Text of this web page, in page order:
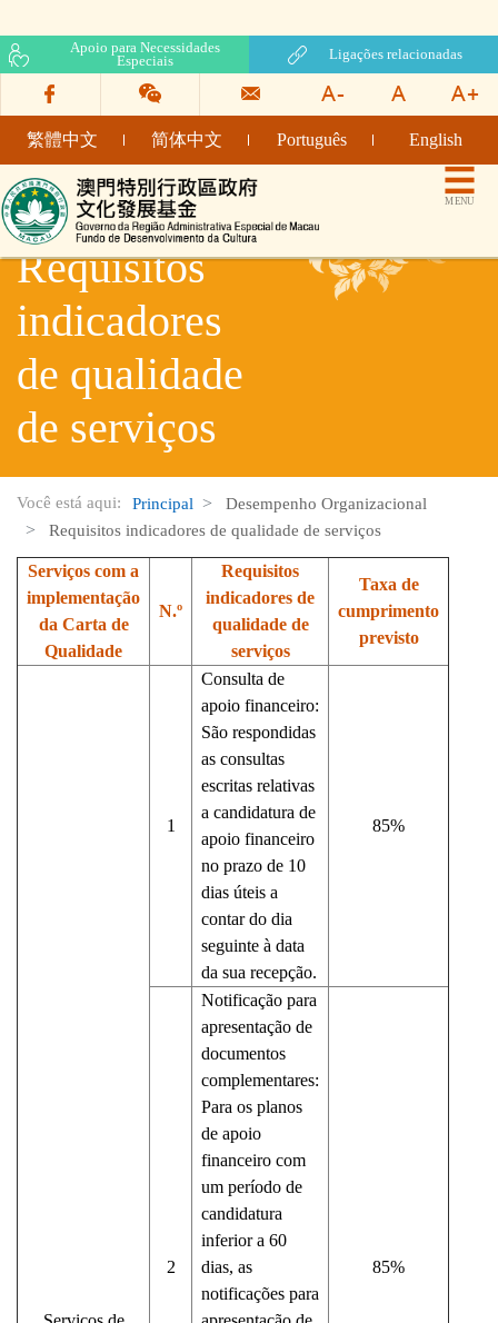
Apoio para Necessidades
Especiais
Ligações relacionadas
繁體中文 简体中文 Português English
Fundo de Desenvolvimento da Cultura
MENU
Requisitos
indicadores
de qualidade
de serviços
Você está aqui: Principal
Desempenho Organizacional
Requisitos indicadores de qualidade de serviços
Serviços com a
implementação
da Carta de
Qualidade
N.º
Requisitos
indicadores de
qualidade de
serviços
Taxa de
cumprimento
previsto
1
Consulta de
apoio financeiro:
São respondidas
as consultas
escritas relativas
a candidatura de
apoio financeiro
no prazo de 10
dias úteis a
contar do dia
seguinte à data
da sua recepção.
85%
2
Notificação para
apresentação de
documentos
complementares:
Para os planos
de apoio
financeiro com
um período de
candidatura
inferior a 60
dias, as
notificações para
85%